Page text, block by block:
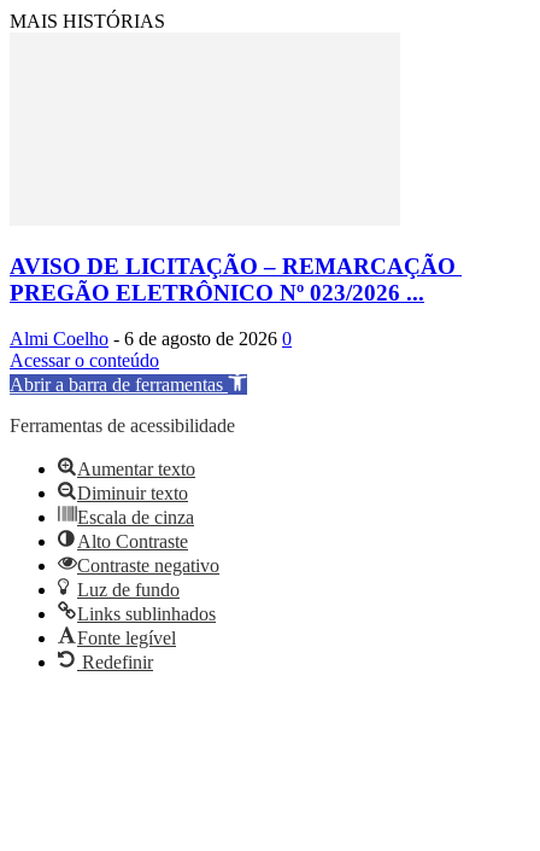
MAIS HISTÓRIAS
AVISO DE LICITAÇÃO – REMARCAÇÃO
PREGÃO ELETRÔNICO Nº 023/2026 ...
Almi Coelho - 6 de agosto de 2026 0
Acessar o conteúdo
Abrir a barra de ferramentas
Ferramentas de acessibilidade
Aumentar texto
Diminuir texto
Escala de cinza
Alto Contraste
Contraste negativo
Luz de fundo
Links sublinhados
Fonte legível
Redefinir